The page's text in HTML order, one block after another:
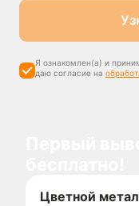
Я ознакомлен(а) и
даю согласие на
Цветной